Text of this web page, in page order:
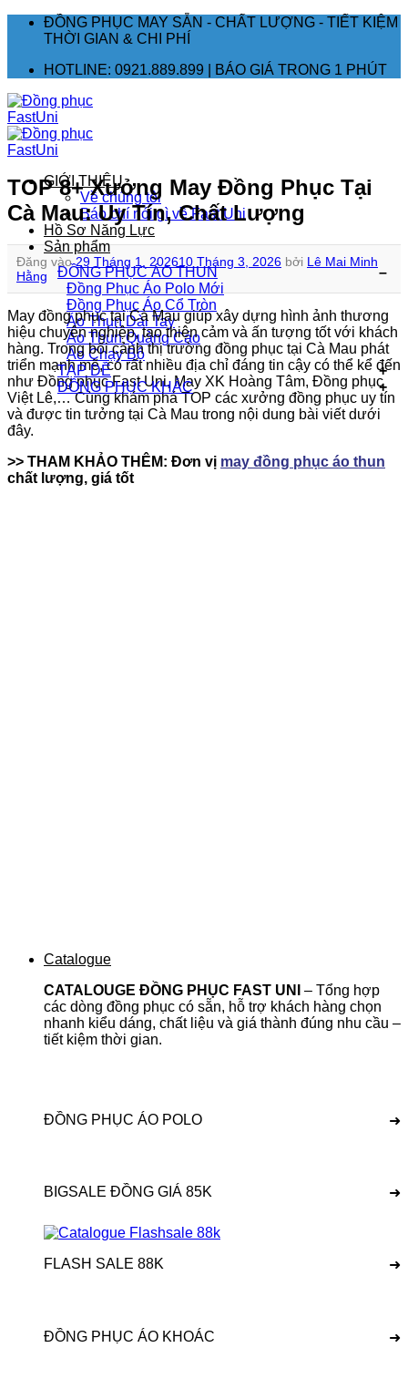
dung
ĐỒNG PHỤC MAY SẴN - CHẤT LƯỢNG - TIẾT KIỆM
THỜI GIAN & CHI PHÍ
HOTLINE: 0921.889.899 | BÁO GIÁ TRONG 1 PHÚT
GIỚI THIỆU
Về chúng tôi
Báo chí nói gì về Fast Uni
Hồ Sơ Năng Lực
Sản phẩm
ĐỒNG PHỤC ÁO THUN
Đồng Phục Áo Polo
Đồng Phục Áo Cổ Tròn
Áo Thun Dài Tay
Áo Thun Quảng Cáo
Áo Chạy Bộ
TẠP DỀ
ĐỒNG PHỤC KHÁC
Catalogue
CATALOUGE ĐỒNG PHỤC FAST UNI
– Tổng hợp
các dòng đồng phục có sẵn, hỗ trợ khách hàng chọn
nhanh kiểu dáng, chất liệu và giá thành đúng nhu cầu –
tiết kiệm thời gian.
ĐỒNG PHỤC ÁO POLO ➜
BIGSALE ĐỒNG GIÁ 85K ➜
FLASH SALE 88K ➜
ĐỒNG PHỤC ÁO KHOÁC ➜
TOP 8+ Xưởng May Đồng Phục Tại
Cà Mau: Uy Tín, Chất Lượng
Đăng vào29 Tháng 1, 202610 Tháng 3, 2026 bởi Lê Mai Minh
Hằng
May đồng phục tại Cà Mau giúp xây dựng hình ảnh thương
hiệu chuyên nghiệp, tạo thiện cảm và ấn tượng tốt với khách
hàng. Trong bối cảnh thị trường đồng phục tại Cà Mau phát
triển mạnh mẽ, có rất nhiều địa chỉ đáng tin cậy có thể kể đến
như Đồng phục Fast Uni, May XK Hoàng Tâm, Đồng phục
Việt Lê,… Cùng khám phá TOP các xưởng đồng phục uy tín
và được tin tưởng tại Cà Mau trong nội dung bài viết dưới
đây.
>> THAM KHẢO THÊM: Đơn vị may đồng phục áo thun
chất lượng, giá tốt